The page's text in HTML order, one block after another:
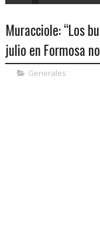
Muracciole: “Los
julio en Formosa
Generales